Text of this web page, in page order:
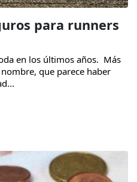
para runners
en los últimos años. Más
que parece haber